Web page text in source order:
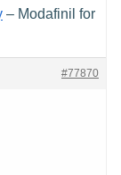
– Modafinil for
#77870